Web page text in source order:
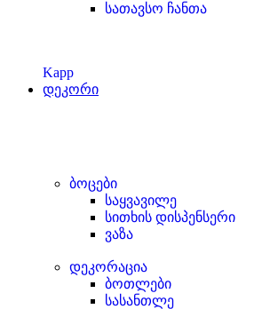
სათავსო ჩანთა
Kapp
დეკორი
ბოცები
საყვავილე
სითხის დისპენსერი
ვაზა
დეკორაცია
ბოთლები
სასანთლე